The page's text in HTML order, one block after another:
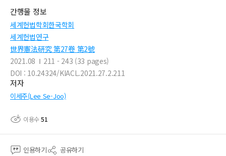
간행물 정보
세계헌법학회한국학회
세계헌법연구
世界憲法硏究 第27卷 第2號
2021.08
211 - 243 (33 pages)
DOI : 10.24324/KIACL.2021.27.2.211
저자
이세주(Lee Se-Joo)
이용수51
인용하기 공유하기